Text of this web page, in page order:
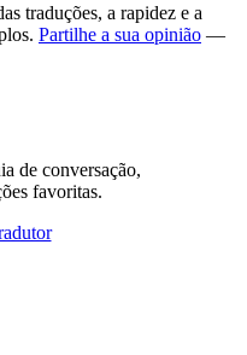
traduções, a rapidez e a
Partilhe a sua opinião —
de conversação,
favoritas.